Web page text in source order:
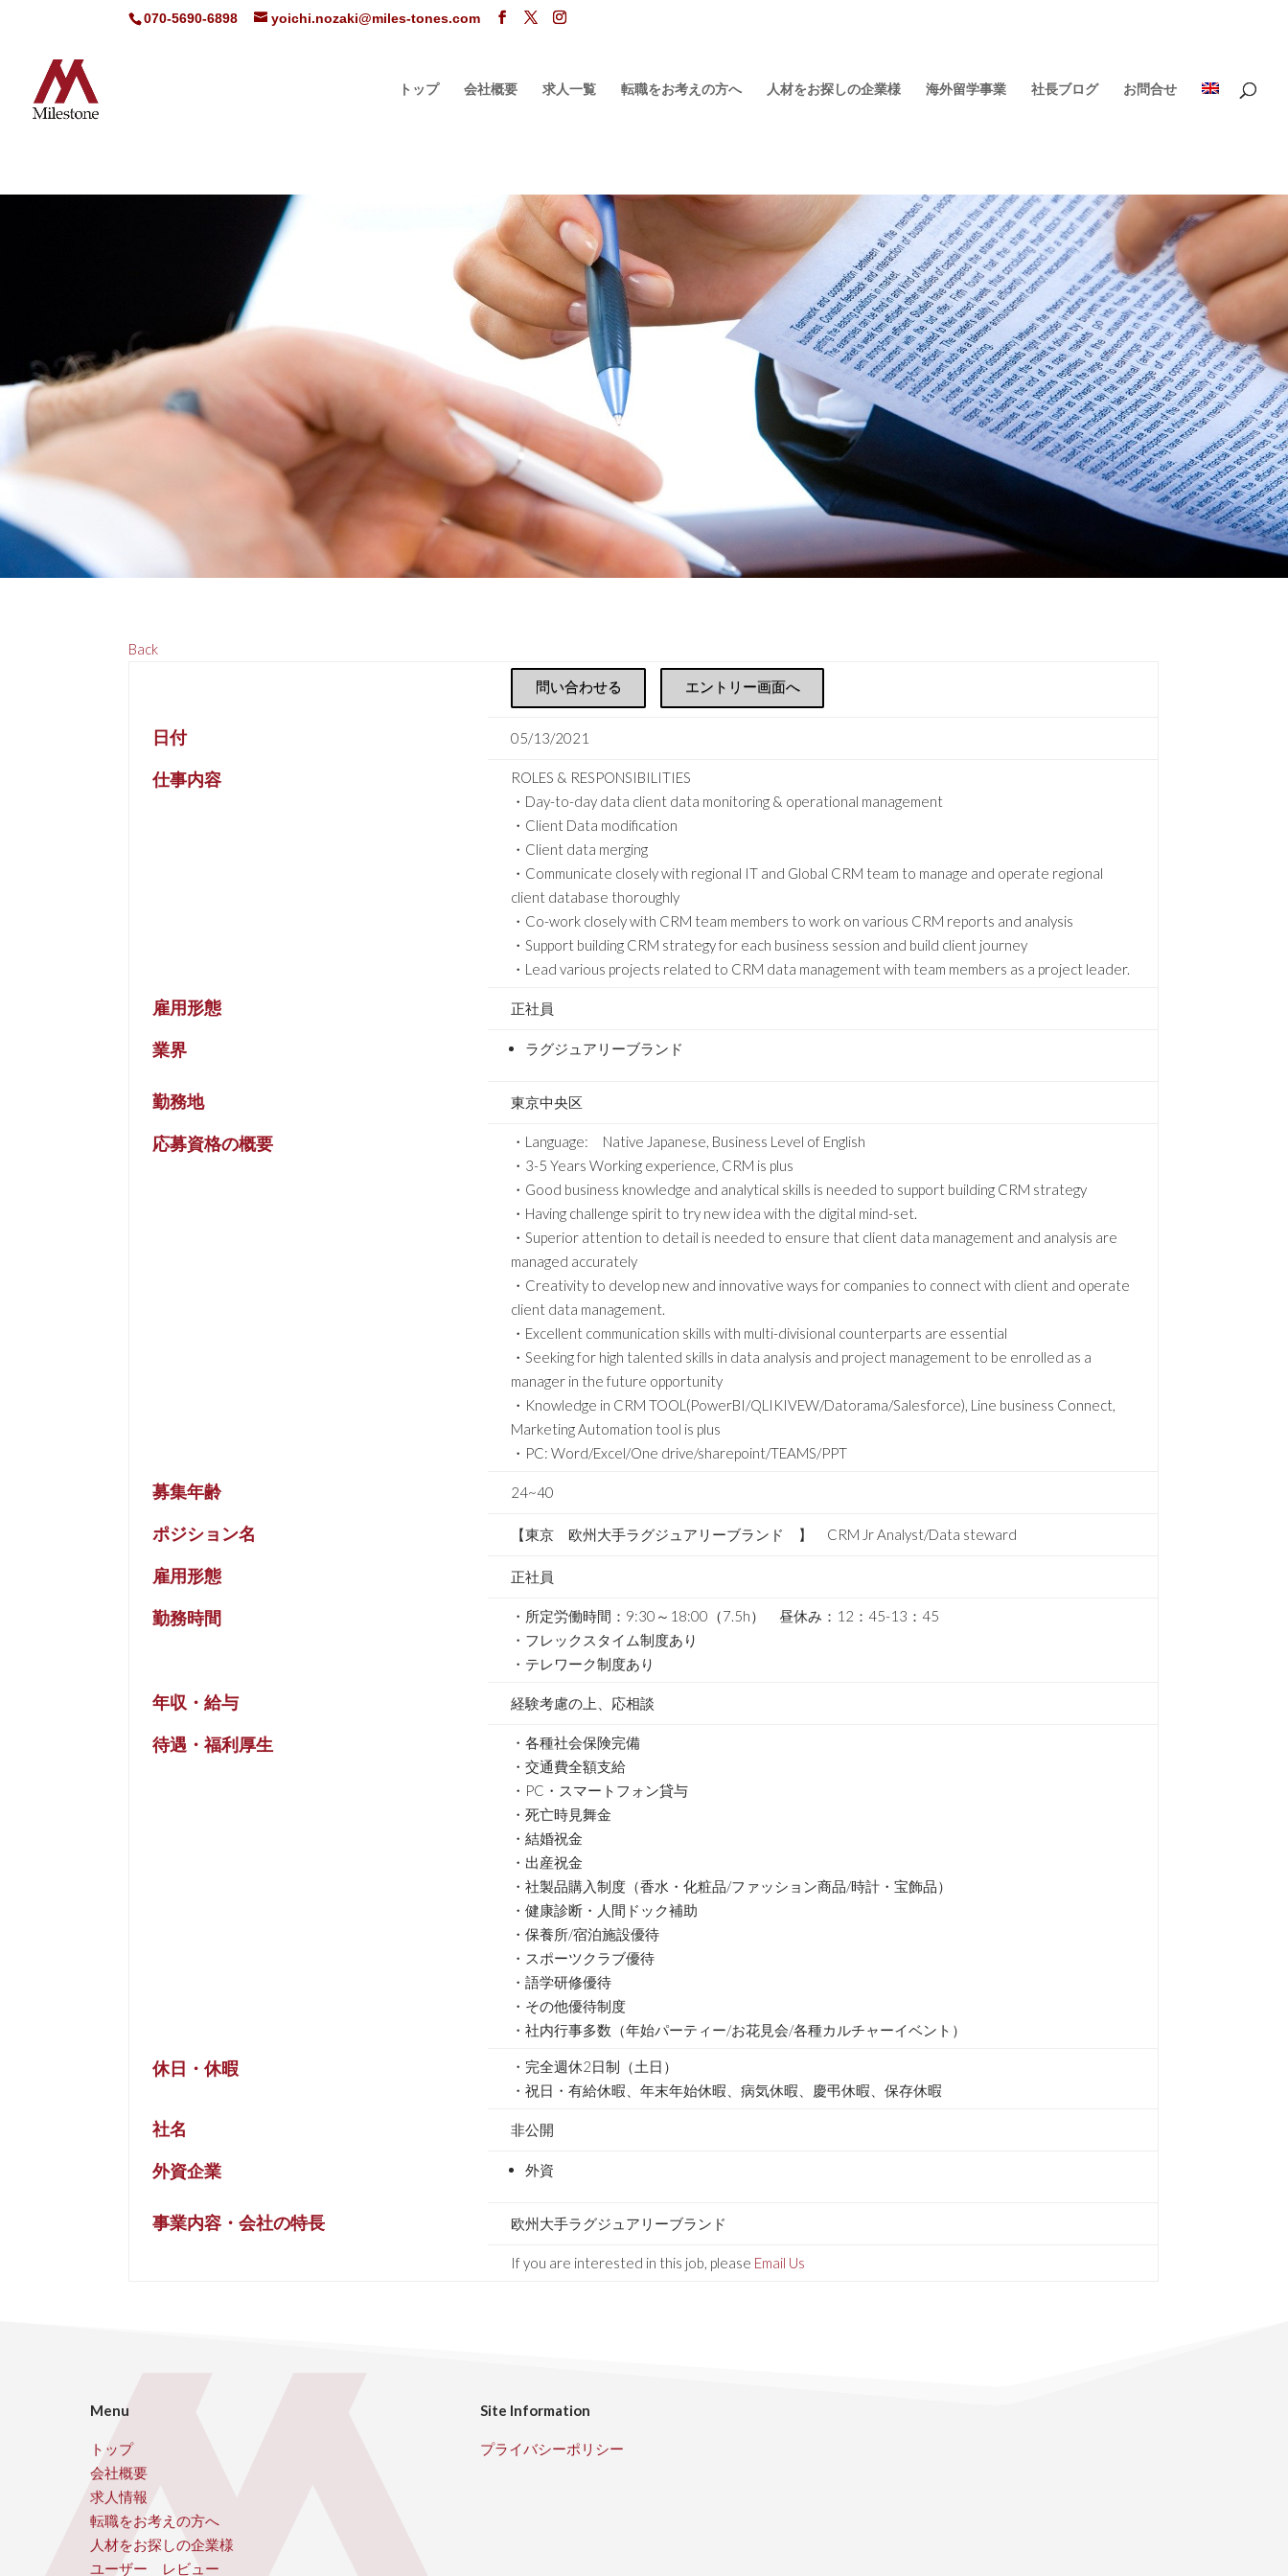
070-5690-6898 yoichi.nozaki@miles-tones.com
トップ 会社概要 求人一覧 転職をお考えの方へ 人材をお探しの企業様 海外留学事業 社長ブログ お問合せ
Back
問い合わせる エントリー画面へ
日付 05/13/2021
仕事内容
ROLES & RESPONSIBILITIES
・Day-to-day data client data monitoring & operational management
・Client Data modification
・Client data merging
・Communicate closely with regional IT and Global CRM team to manage and operate regional
client database thoroughly
・Co-work closely with CRM team members to work on various CRM reports and analysis
・Support building CRM strategy for each business session and build client journey
・Lead various projects related to CRM data management with team members as a project leader.
雇用形態 正社員
業界 ラグジュアリーブランド
勤務地 東京中央区
応募資格の概要
・Language: Native Japanese, Business Level of English
・3-5 Years Working experience, CRM is plus
・Good business knowledge and analytical skills is needed to support building CRM strategy
・Having challenge spirit to try new idea with the digital mind-set.
・Superior attention to detail is needed to ensure that client data management and analysis are
managed accurately
・Creativity to develop new and innovative ways for companies to connect with client and operate
client data management.
・Excellent communication skills with multi-divisional counterparts are essential
・Seeking for high talented skills in data analysis and project management to be enrolled as a
manager in the future opportunity
・Knowledge in CRM TOOL(PowerBI/QLIKIVEW/Datorama/Salesforce), Line business Connect,
Marketing Automation tool is plus
・PC: Word/Excel/One drive/sharepoint/TEAMS/PPT
募集年齢 24~40
ポジション名 【東京 欧州大手ラグジュアリーブランド 】 CRM Jr Analyst/Data steward
雇用形態 正社員
勤務時間
・所定労働時間：9:30～18:00（7.5h） 昼休み：12：45-13：45
・フレックスタイム制度あり
・テレワーク制度あり
年収・給与 経験考慮の上、応相談
待遇・福利厚生
・各種社会保険完備
・交通費全額支給
・PC・スマートフォン貸与
・死亡時見舞金
・結婚祝金
・出産祝金
・社製品購入制度（香水・化粧品/ファッション商品/時計・宝飾品）
・健康診断・人間ドック補助
・保養所/宿泊施設優待
・スポーツクラブ優待
・語学研修優待
・その他優待制度
・社内行事多数（年始パーティー/お花見会/各種カルチャーイベント）
休日・休暇
・完全週休2日制（土日）
・祝日・有給休暇、年末年始休暇、病気休暇、慶弔休暇、保存休暇
社名 非公開
外資企業 外資
事業内容・会社の特長 欧州大手ラグジュアリーブランド
If you are interested in this job, please Email Us
Menu
トップ
会社概要
求人情報
転職をお考えの方へ
人材をお探しの企業様
ユーザー レビュー
Site Information
プライバシーポリシー